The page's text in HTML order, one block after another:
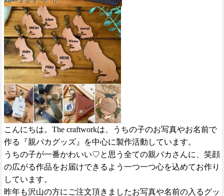
こんにちは。 The craftworkは、うちの子のお写真やお名前で
作る『親バカグッズ』を中心に製作活動しています。
うちの子が一番かわいい♡と思う全ての親バカさんに、笑顔
の広がる作品をお届けできるよう一つ一つ心を込めてお作り
しています。
昨年も沢山の方にご注文頂きましたお写真や名前の入るグッ